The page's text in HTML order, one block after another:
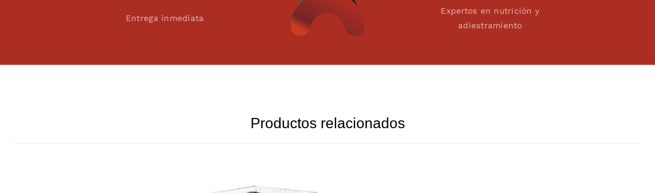
Entrega inmediata
Expertos en nutrición y
adiestramiento
Productos relacionados